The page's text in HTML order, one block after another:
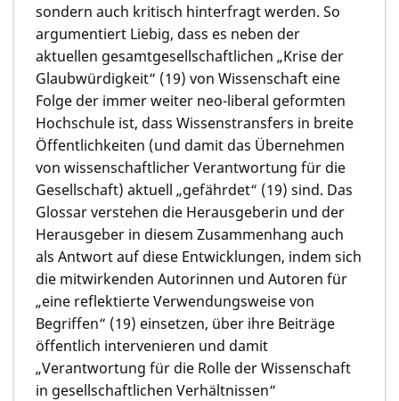
sondern auch kritisch hinterfragt werden. So
argumentiert Liebig, dass es neben der
aktuellen gesamtgesellschaftlichen „Krise der
Glaubwürdigkeit“ (19) von Wissenschaft eine
Folge der immer weiter neo-liberal geformten
Hochschule ist, dass Wissenstransfers in breite
Öffentlichkeiten (und damit das Übernehmen
von wissenschaftlicher Verantwortung für die
Gesellschaft) aktuell „gefährdet“ (19) sind. Das
Glossar verstehen die Herausgeberin und der
Herausgeber in diesem Zusammenhang auch
als Antwort auf diese Entwicklungen, indem sich
die mitwirkenden Autorinnen und Autoren für
„eine reflektierte Verwendungsweise von
Begriffen“ (19) einsetzen, über ihre Beiträge
öffentlich intervenieren und damit
„Verantwortung für die Rolle der Wissenschaft
in gesellschaftlichen Verhältnissen“